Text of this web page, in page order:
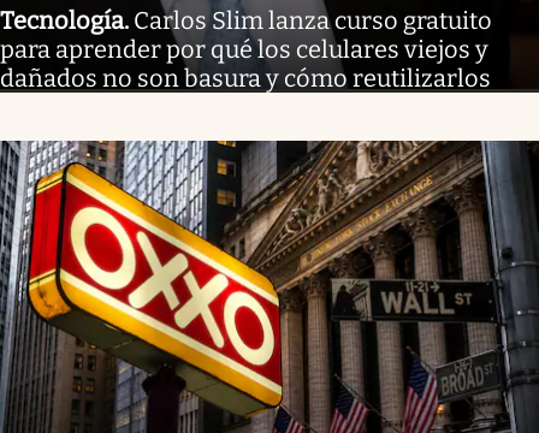
Tecnología. Carlos Slim lanza curso gratuito
para aprender por qué los celulares viejos y
dañados no son basura y cómo reutilizarlos